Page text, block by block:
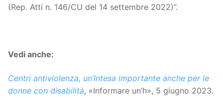
(Rep. Atti n. 146/CU del 14 settembre 2022)”.
Vedi anche:
Centri antiviolenza, un’Intesa importante anche per le
donne con disabilità, «Informare un’h», 5 giugno 2023.